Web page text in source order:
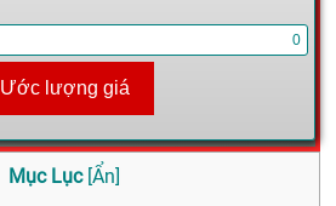
Ước lượng giá
Mục Lục [Ẩn]